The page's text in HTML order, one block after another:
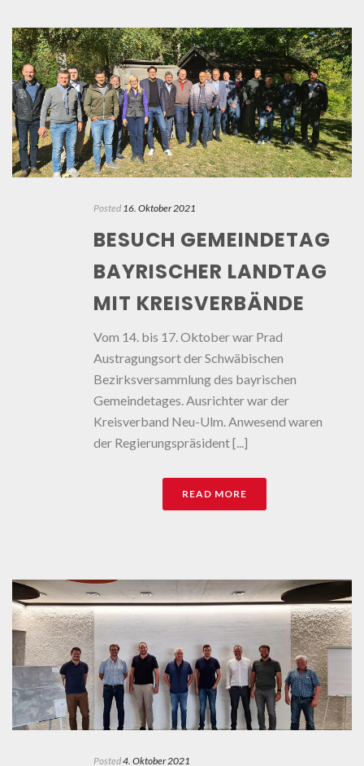
Posted 16. Oktober 2021
BESUCH GEMEINDETAG
BAYRISCHER LANDTAG
MIT KREISVERBÄNDE
Vom 14. bis 17. Oktober war Prad
Austragungsort der Schwäbischen
Bezirksversammlung des bayrischen
Gemeindetages. Ausrichter war der
Kreisverband Neu-Ulm. Anwesend waren
der Regierungspräsident [...]
READ MORE
Posted4. Oktober 2021